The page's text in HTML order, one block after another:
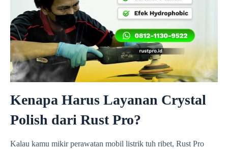
Kenapa Harus Layanan Crystal
Polish dari Rust Pro?
Kalau kamu mikir perawatan mobil listrik tuh ribet, Rust Pro